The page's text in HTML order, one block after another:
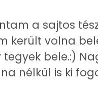
a sajtos
került volna
bele.:)
nélkül is ki